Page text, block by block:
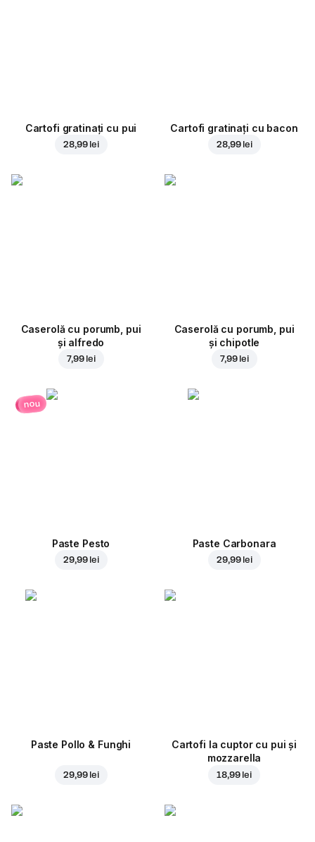
Cartofi gratinați cu pui
28,99 lei
Cartofi gratinați cu bacon
28,99 lei
Caserolă cu porumb, pui
și alfredo
7,99 lei
Caserolă cu porumb, pui
și chipotle
7,99 lei
nou
Paste Pesto
29,99 lei
Paste Carbonara
29,99 lei
Paste Pollo & Funghi
29,99 lei
Cartofi la cuptor cu pui și
mozzarella
18,99 lei